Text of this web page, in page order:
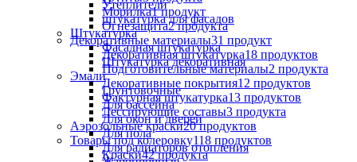
Утеплители
штукатурка для фасадов
Штукатурка
Фасадная штукатурка
Штукатурка декоративная
Эмали
Грунтовочные
Для бассейна
Для окон и дверей
Для пола
Для радиаторов отопления
Морилка1 продукт
Огнезащита2 продукта
Декоративные материалы31 продукт
Декоративная штукатурка18 продуктов
Подготовительные материалы2 продукта
Декоративные покрытия12 продуктов
Фактурная штукатурка13 продуктов
Лессирующие составы3 продукта
Аэрозольные краски20 продуктов
Товары под колеровку118 продуктов
Краски42 продукта